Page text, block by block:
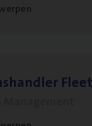
Fleet